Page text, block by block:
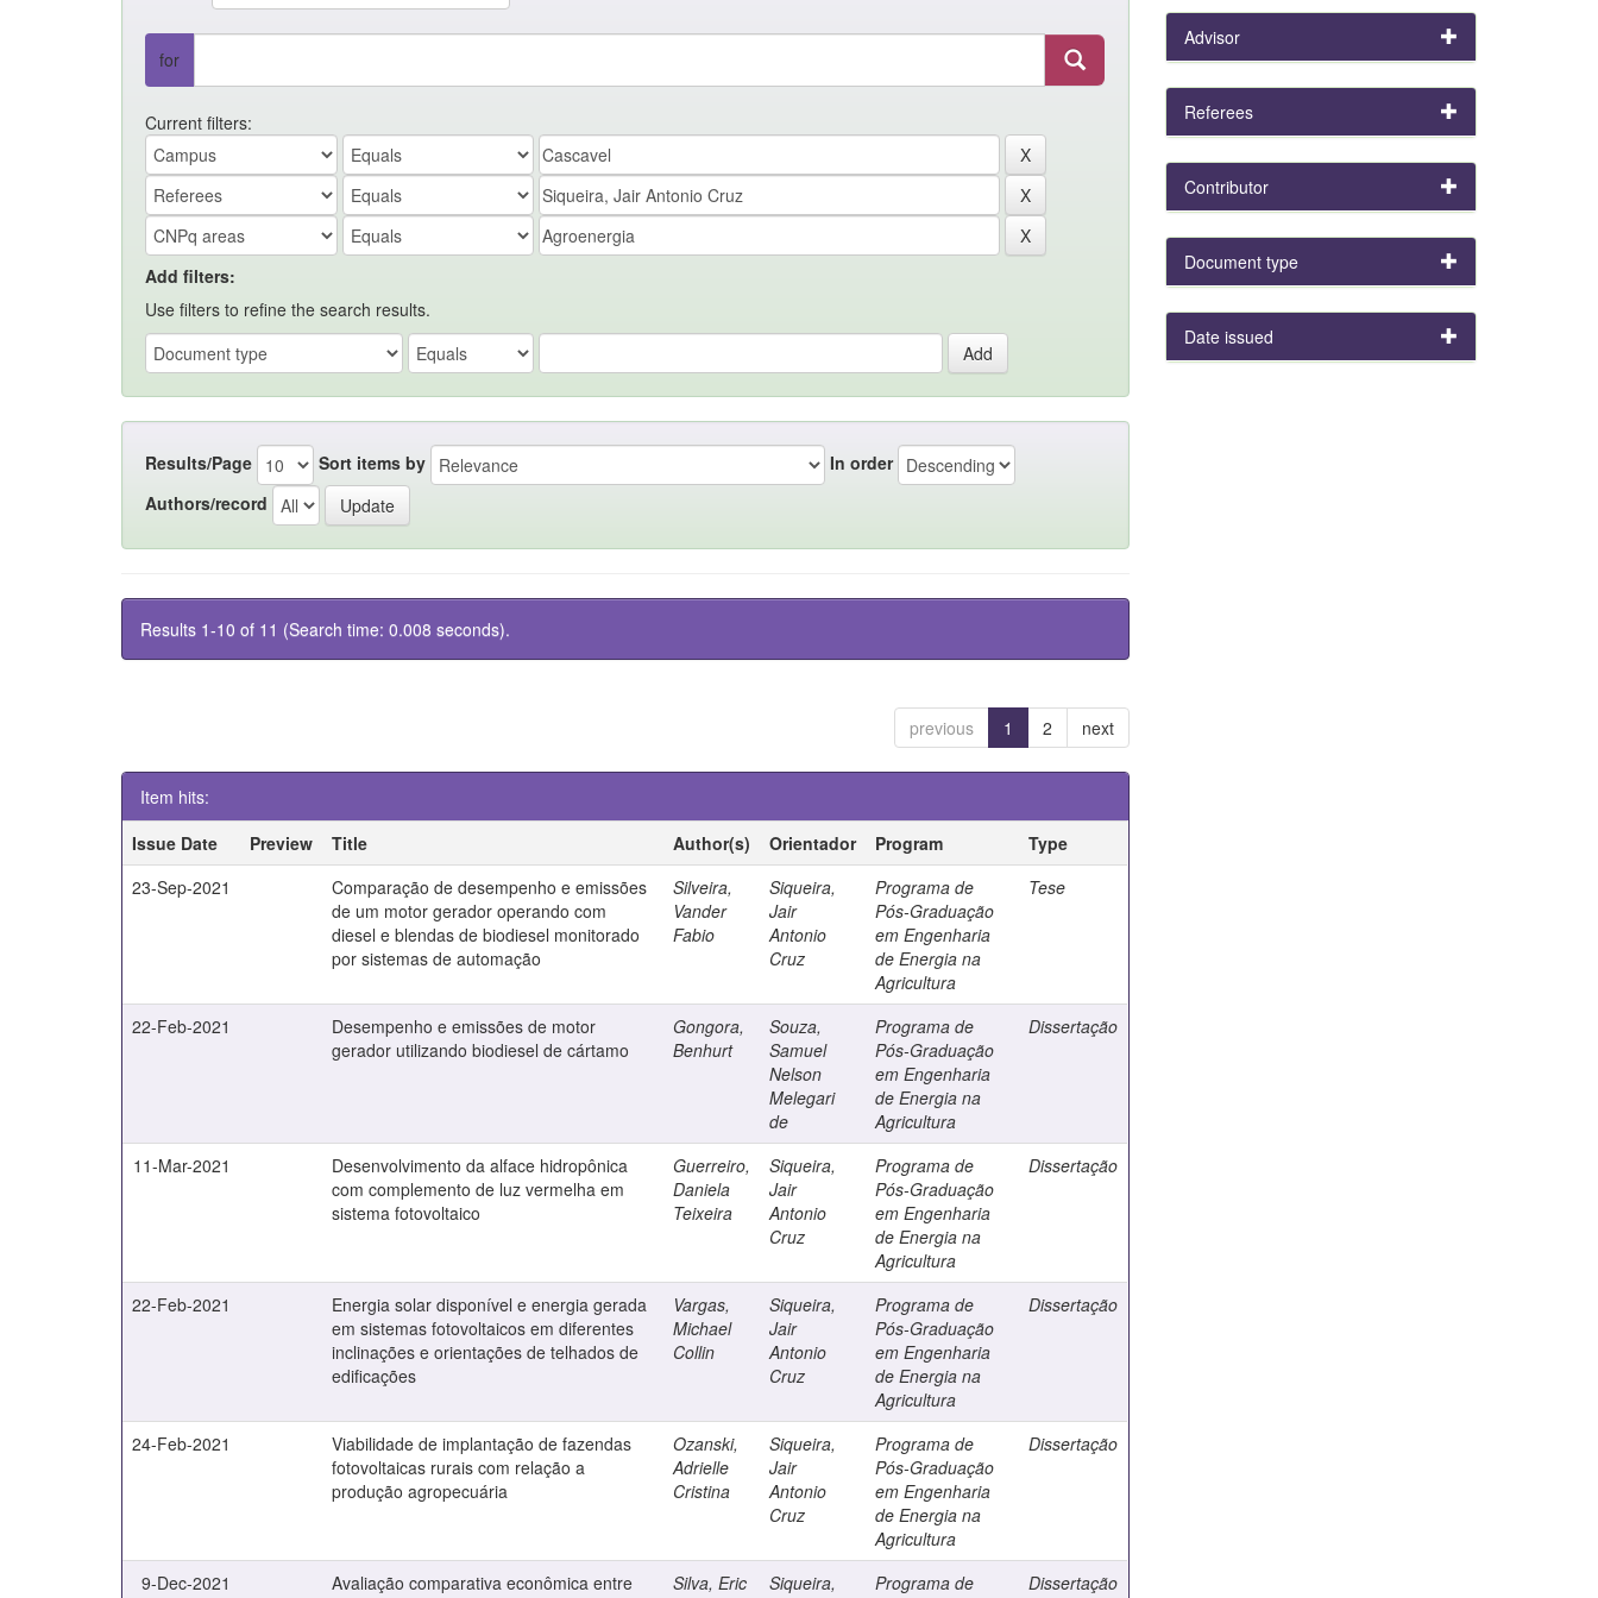
for
Current filters:
Add filters:
Use filters to refine the search results.
Results/Page Sort items by
In order
Authors/record
Results 1-10 of 11 (Search time: 0.008 seconds).
previous 1 2 next
Item hits:
Issue Date
Preview Title Author(s) Orientador Program
Type
23-Sep-2021
Comparação de desempenho e emissões
de um motor gerador operando com
diesel e blendas de biodiesel monitorado
por sistemas de automação
Silveira,
Vander
Fabio
Siqueira,
Jair
Antonio
Cruz
Programa de
Pós-Graduação
em Engenharia
de Energia na
Agricultura
Tese
22-Feb-2021
Desempenho e emissões de motor
gerador utilizando biodiesel de cártamo
Gongora,
Benhurt
Souza,
Samuel
Nelson
Melegari
de
Programa de
Pós-Graduação
em Engenharia
de Energia na
Agricultura
Dissertação
11-Mar-2021
Desenvolvimento da alface hidropônica
com complemento de luz vermelha em
sistema fotovoltaico
Guerreiro,
Daniela
Teixeira
Siqueira,
Jair
Antonio
Cruz
Programa de
Pós-Graduação
em Engenharia
de Energia na
Agricultura
Dissertação
22-Feb-2021
Energia solar disponível e energia gerada
em sistemas fotovoltaicos em diferentes
inclinações e orientações de telhados de
edificações
Vargas,
Michael
Collin
Siqueira,
Jair
Antonio
Cruz
Programa de
Pós-Graduação
em Engenharia
de Energia na
Agricultura
Dissertação
24-Feb-2021
Viabilidade de implantação de fazendas
fotovoltaicas rurais com relação a
produção agropecuária
Ozanski,
Adrielle
Cristina
Siqueira,
Jair
Antonio
Cruz
Programa de
Pós-Graduação
em Engenharia
de Energia na
Agricultura
Dissertação
9-Dec-2021
Avaliação comparativa econômica entre
Silva, Eric
Siqueira,
Programa de
Dissertação
Advisor
Referees
Contributor
Document type
Date issued